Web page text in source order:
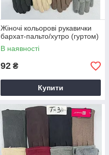
Жіночі кольорові рукавички
бархат-пальто/хутро (гуртом)
В наявності
92 ₴
Купити